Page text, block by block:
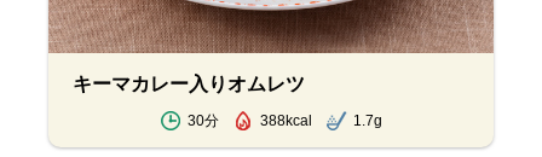
キーマカレー入りオムレツ
30分 388kcal 1.7g